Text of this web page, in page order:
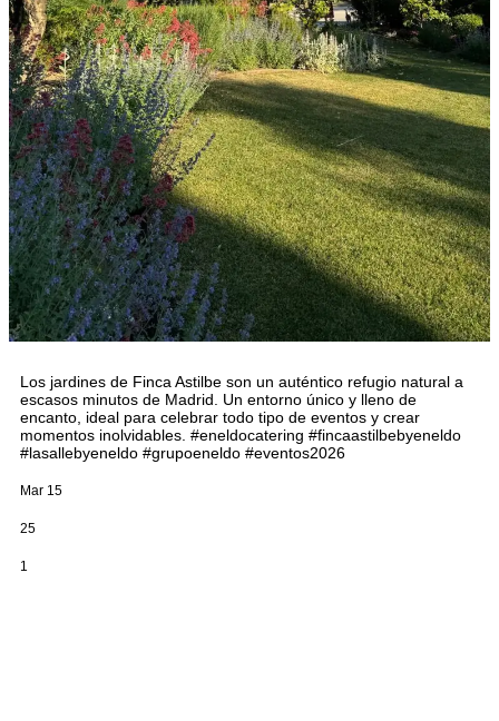
Los jardines de Finca Astilbe son un auténtico refugio natural a
escasos minutos de Madrid. Un entorno único y lleno de
encanto, ideal para celebrar todo tipo de eventos y crear
momentos inolvidables. #eneldocatering #fincaastilbebyeneldo
#lasallebyeneldo #grupoeneldo #eventos2026
Mar 15
25
1